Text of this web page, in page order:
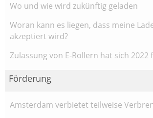
Wo und wie wird zukünftig geladen
Woran kann es liegen, dass meine
akzeptiert wird?
Zulassung von E-Rollern hat sich
Förderung
Amsterdam verbietet teilweise